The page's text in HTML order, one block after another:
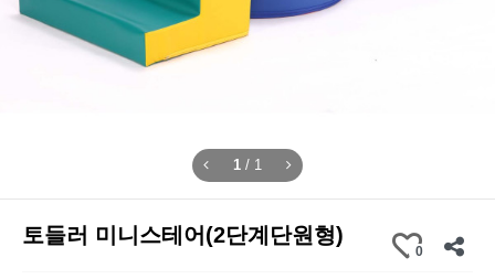
1 / 1
토들러 미니스테어(2단계단원형)
0